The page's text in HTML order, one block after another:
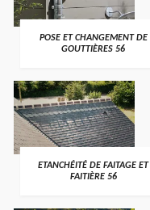
>
POSE ET CHANGEMENT DE
GOUTTIÈRES 56
>
ETANCHÉITÉ DE FAITAGE ET
FAITIÈRE 56